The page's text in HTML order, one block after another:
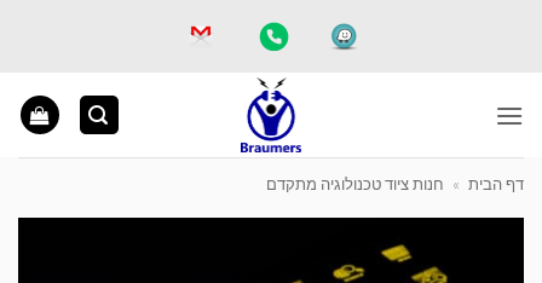
דף הבית » חנות ציוד טכנולוגיה מתקדם